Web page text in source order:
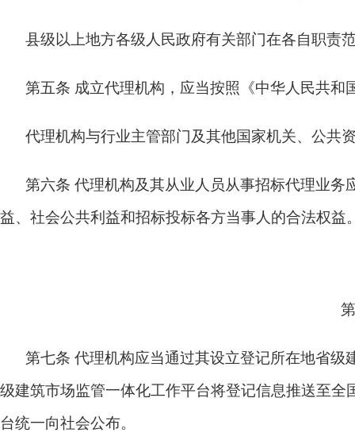
县级以上地方各级人民政府有关部门在各自职责
第五条 成立代理机构，应当按照《中华人民共
代理机构与行业主管部门及其他国家机关、公共
第六条 代理机构及其从业人员从事招标代理业务
益、社会公共利益和招标投标各方当事人的合法权益
第七条 代理机构应当通过其设立登记所在地省级
级建筑市场监管一体化工作平台将登记信息推送至
台统一向社会公布。